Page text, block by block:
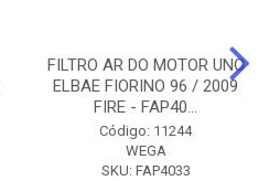
FILTRO AR DO MOTOR UNO
ELBAE FIORINO 96 / 2009
FIRE - FAP40...
Código: 11244
WEGA
SKU: FAP4033